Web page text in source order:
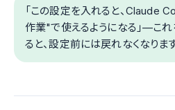
「この設定を入れると、Claude
作業"で使えるようになる」—こ
ると、設定前には戻れなくなりま